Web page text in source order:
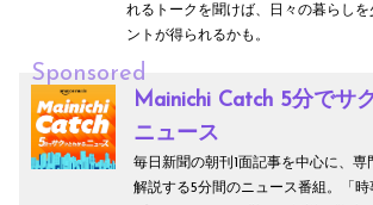
れるトークを聞けば、日々の暮らし
ントが得られるかも。
Sponsored
Mainichi Catch 5分でサ
ニュース
毎日新聞の朝刊1面記事を中心に、専
解説する5分間のニュース番組。「